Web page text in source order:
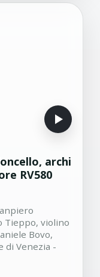
1751)
minore
1754)
archi
RV580
Tieppo, violino
Bovo,
di Venezia -